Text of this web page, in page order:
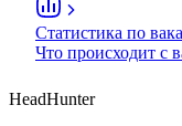
Статистика по
Что происходит с
HeadHunter